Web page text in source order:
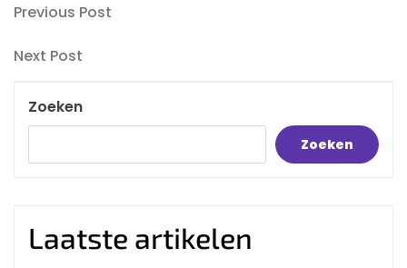
Bericht
navigatie
Previous
Previous Post
Next
Next Post
Zoeken
Zoeken
Laatste artikelen